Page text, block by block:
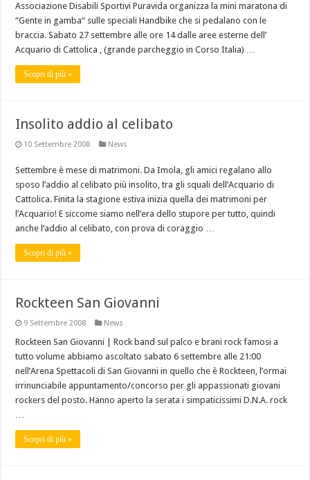
Associazione Disabili Sportivi Puravida organizza la mini maratona di
“Gente in gamba“ sulle speciali Handbike che si pedalano con le
braccia. Sabato 27 settembre alle ore 14 dalle aree esterne dell’
Acquario di Cattolica , (grande parcheggio in Corso Italia) …
Scopri di più »
Insolito addio al celibato
10 Settembre 2008 News
Settembre è mese di matrimoni. Da Imola, gli amici regalano allo
sposo l’addio al celibato più insolito, tra gli squali dell’Acquario di
Cattolica. Finita la stagione estiva inizia quella dei matrimoni per
l’Acquario! E siccome siamo nell’era dello stupore per tutto, quindi
anche l’addio al celibato, con prova di coraggio …
Scopri di più »
Rockteen San Giovanni
9 Settembre 2008 News
Rockteen San Giovanni | Rock band sul palco e brani rock famosi a
tutto volume abbiamo ascoltato sabato 6 settembre alle 21:00
nell’Arena Spettacoli di San Giovanni in quello che è Rockteen, l’ormai
irrinunciabile appuntamento/concorso per gli appassionati giovani
rockers del posto. Hanno aperto la serata i simpaticissimi D.N.A. rock
…
Scopri di più »